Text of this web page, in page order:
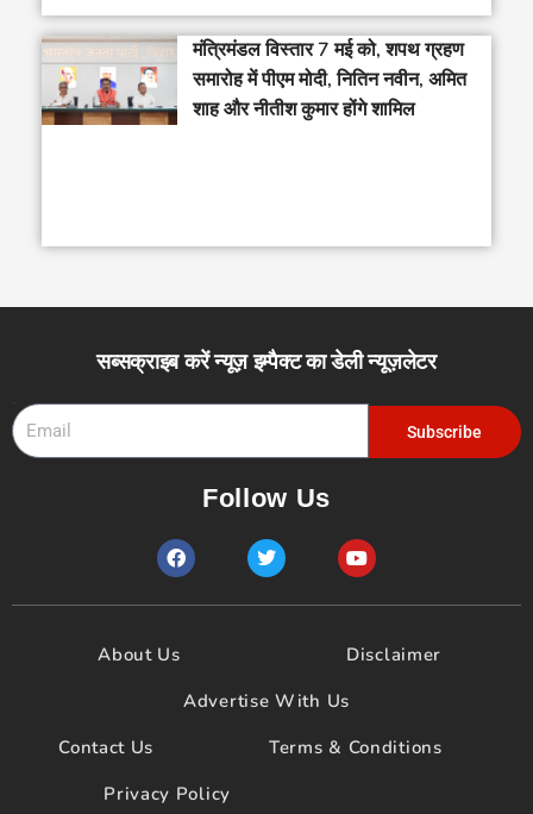
मंत्रिमंडल विस्तार 7 मई को, शपथ ग्रहण
समारोह में पीएम मोदी, नितिन नवीन, अमित
शाह और नीतीश कुमार होंगे शामिल
सब्सक्राइब करें न्यूज़ इम्पैक्ट का डेली न्यूज़लेटर
Subscribe
Follow Us
F
a
c
e
o
T
w
i
t
Y
o
u
t
b
e
About Us
Disclaimer
Advertise With Us
Contact Us
Terms & Conditions
Privacy Policy